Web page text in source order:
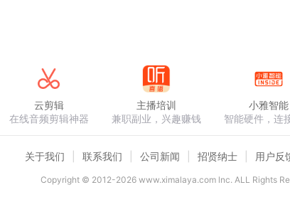
云剪辑
在线音频剪辑神器
主播培训
兼职副业，兴趣赚钱
小雅智能
智能硬件，连
关于我们 联系我们 公司新闻 招贤纳士 用户反
Copyright © 2012-2026www.ximalaya.com lnc. ALL Rights